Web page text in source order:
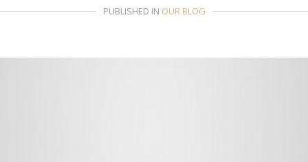
PUBLISHED IN OUR BLOG